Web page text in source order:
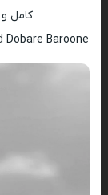
کامل و
Baroone